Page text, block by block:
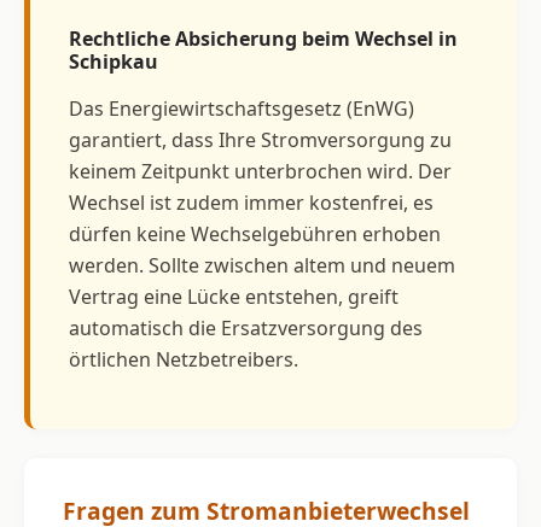
Rechtliche Absicherung beim Wechsel in
Schipkau
Das Energiewirtschaftsgesetz (EnWG)
garantiert, dass Ihre Stromversorgung zu
keinem Zeitpunkt unterbrochen wird. Der
Wechsel ist zudem immer kostenfrei, es
dürfen keine Wechselgebühren erhoben
werden. Sollte zwischen altem und neuem
Vertrag eine Lücke entstehen, greift
automatisch die Ersatzversorgung des
örtlichen Netzbetreibers.
Fragen zum Stromanbieterwechsel